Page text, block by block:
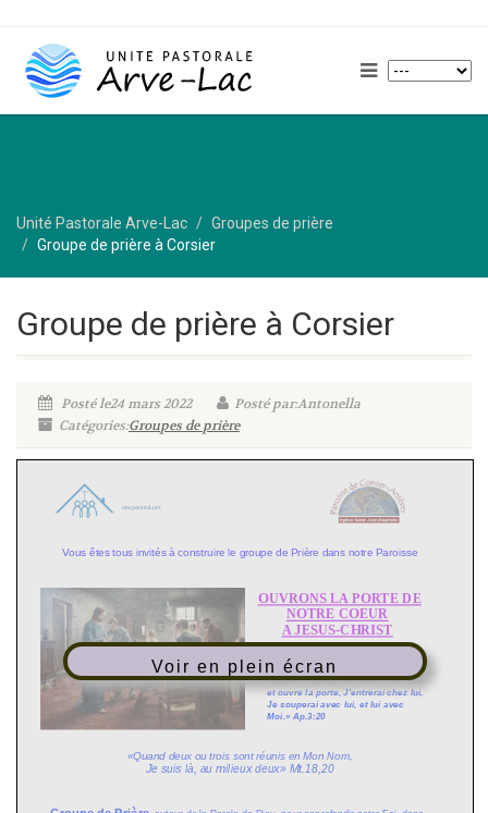
Unité Pastorale Arve-Lac
Groupes de prière
Groupe de prière à Corsier
Groupe de prière à Corsier
Posté le24 mars 2022
Posté par:Antonella
Catégories:Groupes de prière
Voir en plein écran